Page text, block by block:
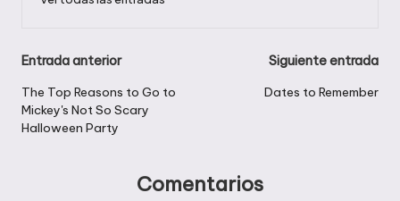
Navegación
de
entradas
Entrada anterior
The Top Reasons to Go to
Mickey's Not So Scary
Halloween Party
Siguiente entrada
Dates to Remember
Comentarios